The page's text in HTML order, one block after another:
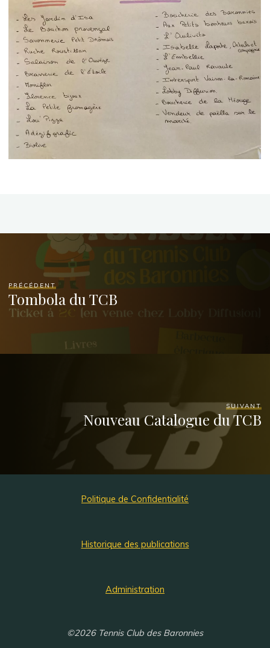
PRÉCÉDENT
Tombola du TCB
SUIVANT
Nouveau Catalogue du TCB
Politique de Confidentialité
Historique des publications
Administration
©2026 Tennis Club des Baronnies